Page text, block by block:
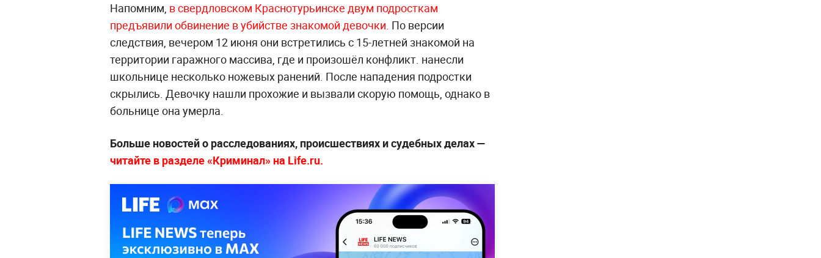
Напомним, в свердловском Краснотурьинске двум подросткам
предъявили обвинение в убийстве знакомой девочки. По версии
следствия, вечером 12 июня они встретились с 15-летней знакомой на
территории гаражного массива, где и произошёл конфликт. нанесли
школьнице несколько ножевых ранений. После нападения подростки
скрылись. Девочку нашли прохожие и вызвали скорую помощь, однако в
больнице она умерла.
Больше новостей о расследованиях, происшествиях и судебных делах —
читайте в разделе «Криминал» на Life.ru.